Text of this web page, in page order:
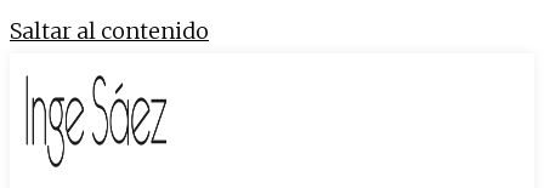
Saltar al contenido